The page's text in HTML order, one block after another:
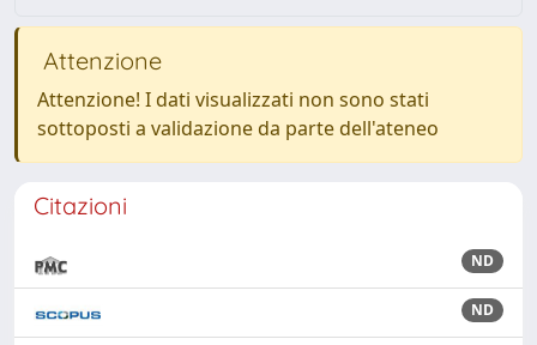
Attenzione
Attenzione! I dati visualizzati non sono stati
sottoposti a validazione da parte dell'ateneo
Citazioni
ND
ND